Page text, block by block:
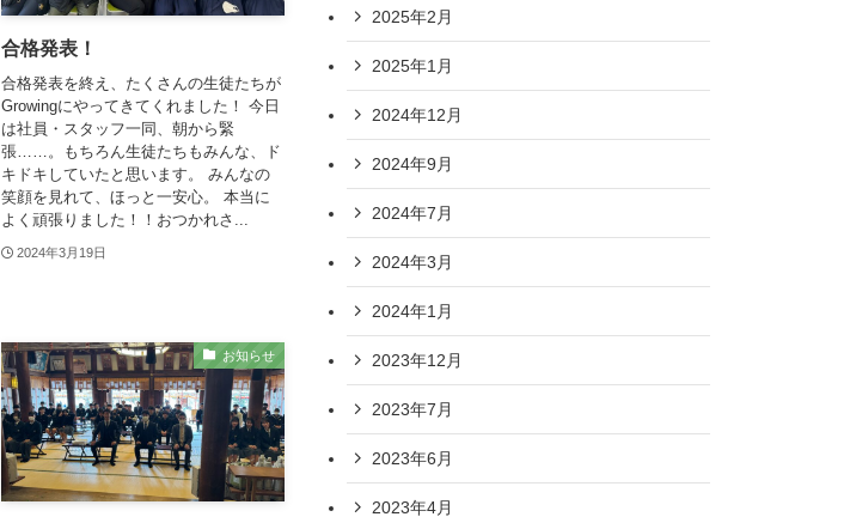
合格発表！
合格発表を終え、たくさんの生徒たちが
Growingにやってきてくれました！ 今日
は社員・スタッフ一同、朝から緊
張……。もちろん生徒たちもみんな、ド
キドキしていたと思います。 みんなの
笑顔を見れて、ほっと一安心。 本当に
よく頑張りました！！おつかれさ...
2024年3月19日
お知らせ
2025年2月
2025年1月
2024年12月
2024年9月
2024年7月
2024年3月
2024年1月
2023年12月
2023年7月
2023年6月
2023年4月